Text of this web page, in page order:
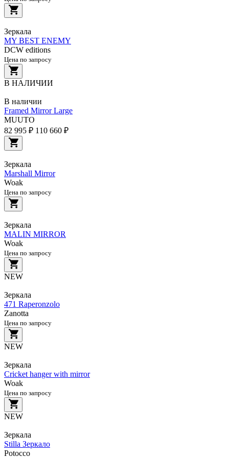
Зеркала
MY BEST ENEMY
DCW editions
Цена по запросу
В НАЛИЧИИ
В наличии
Framed Mirror Large
MUUTO
82 995 ₽ 110 660 ₽
Зеркала
Marshall Mirror
Woak
Цена по запросу
Зеркала
MALIN MIRROR
Woak
Цена по запросу
NEW
Зеркала
471 Raperonzolo
Zanotta
Цена по запросу
NEW
Зеркала
Cricket hanger with mirror
Woak
Цена по запросу
NEW
Зеркала
Stilla Зеркало
Potocco